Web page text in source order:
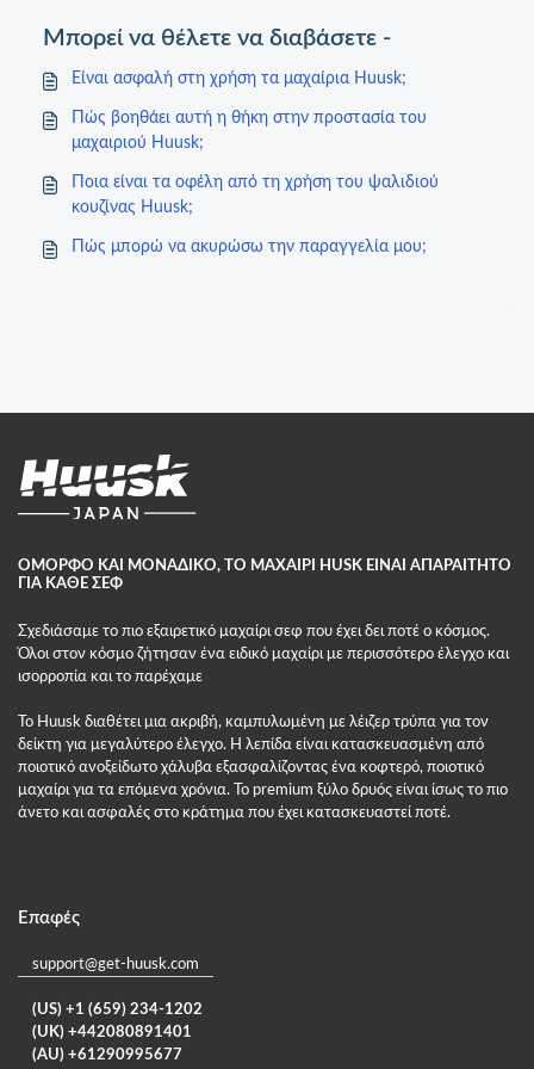
Μπορεί να θέλετε να διαβάσετε -
Είναι ασφαλή στη χρήση τα μαχαίρια Huusk;
Πώς βοηθάει αυτή η θήκη στην προστασία του
μαχαιριού Huusk;
Ποια είναι τα οφέλη από τη χρήση του ψαλιδιού
κουζίνας Huusk;
Πώς μπορώ να ακυρώσω την παραγγελία μου;
ΟΜΟΡΦΟ ΚΑΙ ΜΟΝΑΔΙΚΟ, ΤΟ ΜΑΧΑΙΡΙ HUSK ΕΙΝΑΙ ΑΠΑΡΑΙΤΗΤΟ
ΓΙΑ ΚΑΘΕ ΣΕΦ
Σχεδιάσαμε το πιο εξαιρετικό μαχαίρι σεφ που έχει δει ποτέ ο κόσμος.
Όλοι στον κόσμο ζήτησαν ένα ειδικό μαχαίρι με περισσότερο έλεγχο και
ισορροπία και το παρέχαμε
Το Huusk διαθέτει μια ακριβή, καμπυλωμένη με λέιζερ τρύπα για τον
δείκτη για μεγαλύτερο έλεγχο. Η λεπίδα είναι κατασκευασμένη από
ποιοτικό ανοξείδωτο χάλυβα εξασφαλίζοντας ένα κοφτερό, ποιοτικό
μαχαίρι για τα επόμενα χρόνια. Το premium ξύλο δρυός είναι ίσως το πιο
άνετο και ασφαλές στο κράτημα που έχει κατασκευαστεί ποτέ.
Επαφές
support@get-huusk.com
(US) +1 (659) 234-1202
(UK) +442080891401
(AU) +61290995677